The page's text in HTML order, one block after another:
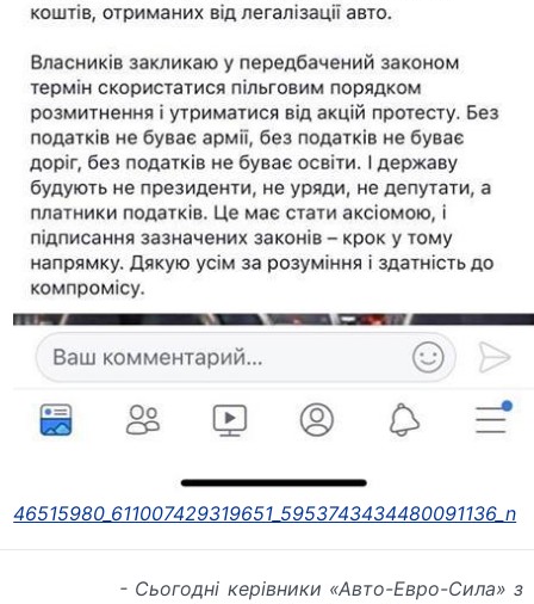
46515980_611007429319651_5953743434480091136_n
- Сьогодні керівники «Авто-Евро-Сила» з